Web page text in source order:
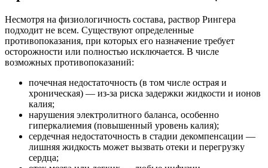
Несмотря на физиологичность состава, раствор Рингера
подходит не всем. Существуют определенные
противопоказания, при которых его назначение требует
осторожности или полностью исключается. В числе
возможных противопоказаний:
почечная недостаточность (в том числе острая и
хроническая) — из-за риска задержки жидкости и ионов
калия;
нарушения электролитного баланса, особенно
гиперкалиемия (повышенный уровень калия);
сердечная недостаточность в стадии декомпенсации —
лишняя жидкость может вызвать отеки и перегрузку
сердца;